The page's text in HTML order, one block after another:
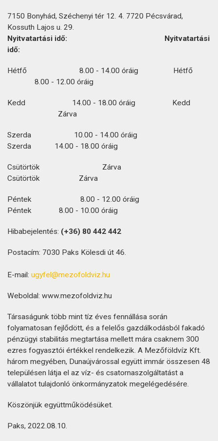
7150 Bonyhád, Széchenyi tér 12. 4. 7720 Pécsvárad,
Kossuth Lajos u. 29.
Nyitvatartási idő: Nyitvatartási
idő:
Hétfő 8.00 - 14.00 óráig Hétfő
8.00 - 12.00 óráig
Kedd 14.00 - 18.00 óráig Kedd
Zárva
Szerda 10.00 - 14.00 óráig
Szerda 14.00 - 18.00 óráig
Csütörtök Zárva
Csütörtök Zárva
Péntek 8.00 - 12.00 óráig
Péntek 8.00 - 10.00 óráig
Hibabejelentés: (+36) 80 442 442
Postacím: 7030 Paks Kölesdi út 46.
E-mail: ugyfel@mezofoldviz.hu
Weboldal: www.mezofoldviz.hu
Társaságunk több mint tíz éves fennállása során
folyamatosan fejlődött, és a felelős gazdálkodásból fakadó
pénzügyi stabilitás megtartása mellett mára csaknem 300
ezres fogyasztói értékkel rendelkezik. A Mezőföldvíz Kft.
három megyében, Dunaújvárossal együtt immár összesen 48
településen látja el az víz- és csatornaszolgáltatást a
vállalatot tulajdonló önkormányzatok megelégedésére.
Köszönjük együttműködésüket.
Paks, 2022.08.10.